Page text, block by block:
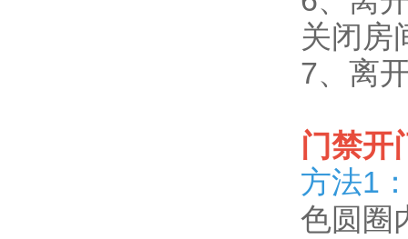
关闭房
7、离
门禁开
方法1
色圆圈